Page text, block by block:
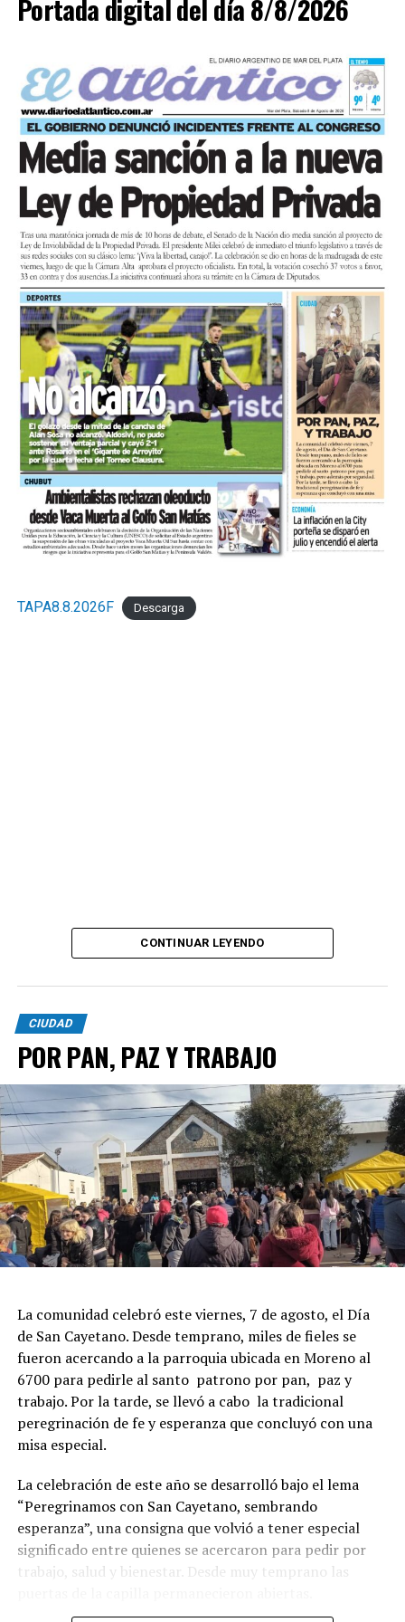
Portada digital del día 8/8/2026
TAPA8.8.2026F Descarga
CONTINUAR LEYENDO
CIUDAD
POR PAN, PAZ Y TRABAJO
La comunidad celebró este viernes, 7 de agosto, el Día
de San Cayetano. Desde temprano, miles de fieles se
fueron acercando a la parroquia ubicada en Moreno al
6700 para pedirle al santo patrono por pan, paz y
trabajo. Por la tarde, se llevó a cabo la tradicional
peregrinación de fe y esperanza que concluyó con una
misa especial.
La celebración de este año se desarrolló bajo el lema
“Peregrinamos con San Cayetano, sembrando
esperanza”, una consigna que volvió a tener especial
significado entre quienes se acercaron para pedir por
trabajo, salud y bienestar. Desde muy temprano las